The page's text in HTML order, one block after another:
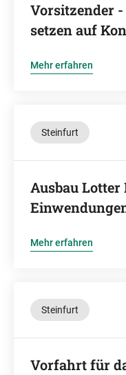
Vorsitzender
setzen auf
Mehr erfahren
Steinfurt
Ausbau
Mehr erfahren
Steinfurt
Vorfahrt für